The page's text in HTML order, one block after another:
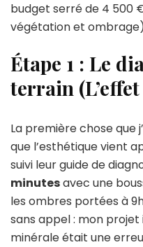
budget serré de 4 500
végétation et
Étape 1 : Le
terrain
La première chose que
que l’esthétique vient
suivi leur guide de
minutesavec une
les ombres portées à
sans appel : mon
minérale était une